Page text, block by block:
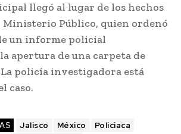
llegó al lugar de los hechos
Ministerio Público, quien ordenó
un informe policial
apertura de una carpeta de
policía investigadora está
caso.
Jalisco México
Policiaca